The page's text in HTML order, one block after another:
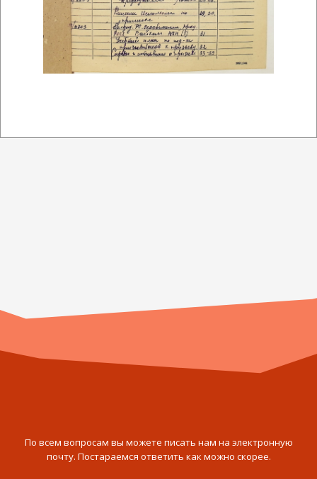
По всем вопросам вы можете писать нам на электронную
почту. Постараемся ответить как можно скорее.